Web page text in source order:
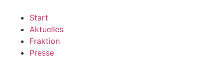
wechseln
Start
Aktuelles
Fraktion
Presse